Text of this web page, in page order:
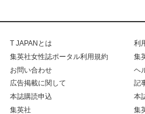
T JAPANとは
利
集英社女性誌ポータル利用規約
集
お問い合わせ
ヘ
広告掲載に関して
記
本誌購読申込
本
集英社
集